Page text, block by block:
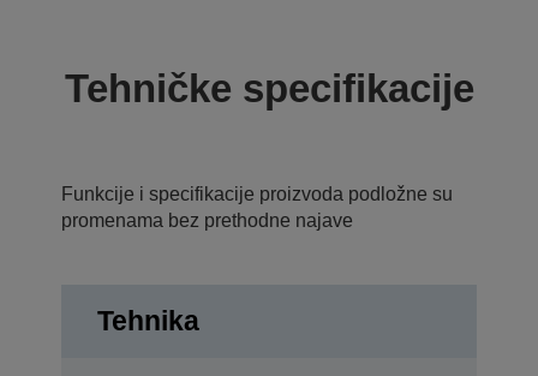
Tehničke specifikacije
Funkcije i specifikacije proizvoda podložne su
promenama bez prethodne najave
Tehnika